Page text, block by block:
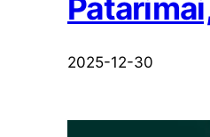
2025-12-30